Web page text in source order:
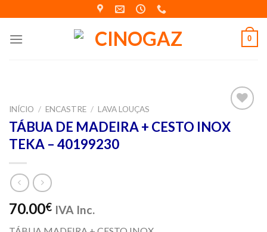
to
content
0
Adicionar
aos meus
INÍCIO / ENCASTRE / LAVA LOUÇAS
TÁBUA DE MADEIRA + CESTO INOX
TEKA – 40199230
70.00€ IVA Inc.